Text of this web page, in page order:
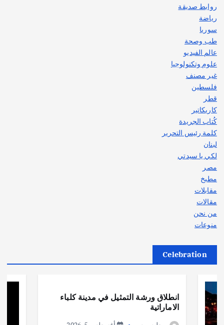
روابط صديقة
رياضة
سوريا
طب وصحة
عالم الفيديو
علوم وتكنولوجيا
غير مصنف
فلسطين
قطر
كاريكاتير
كُتاب الجريدة
كلمة رئيس التحرير
لبنان
لكي يا سيدتي
مصر
مطبخ
مقابلات
مقالات
من نحن
منوعات
Celebration
انطلاق ورشة التمثيل في مدينة كلباء
الاماراتية